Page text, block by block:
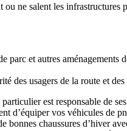
ne salent les infrastructures
parc et autres aménagements
des usagers de la route et
est responsable de
d’équiper vos véhicules de
chaussures d’hiver